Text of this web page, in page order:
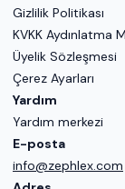
Gizlilik Politikası
KVKK Aydınlatma
Üyelik Sözleşmesi
Çerez Ayarları
Yardım
Yardım merkezi
E-posta
info@zephlex.com